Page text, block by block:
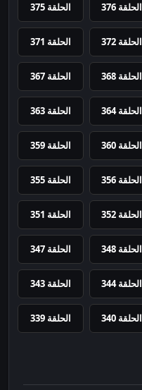
الحلقة 376 الحلقة 375
الحلقة 372 الحلقة 371
الحلقة 368 الحلقة 367
الحلقة 364 الحلقة 363
الحلقة 360 الحلقة 359
الحلقة 356 الحلقة 355
الحلقة 352 الحلقة 351
الحلقة 348 الحلقة 347
الحلقة 344 الحلقة 343
الحلقة 340 الحلقة 339